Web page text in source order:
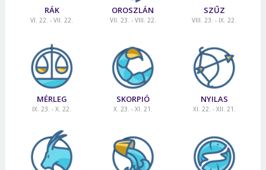
RÁK
VI. 22. - VII. 22.
OROSZLÁN
VII. 23. - VIII. 22.
SZŰZ
VIII. 23. - IX. 22.
MÉRLEG
IX. 23. - X. 22.
SKORPIÓ
X. 23. - XI. 21.
NYILAS
XI. 22. - XII. 21.